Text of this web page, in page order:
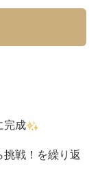
完成
挑戦！を繰り返